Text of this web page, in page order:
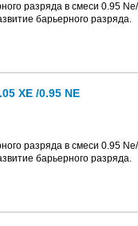
разряда в смеси 0.95
барьерного разряда.
XE /0.95 NE
разряда в смеси 0.95
барьерного разряда.